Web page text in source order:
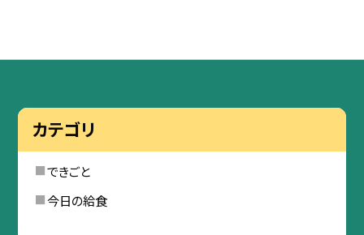
カテゴリ
できごと
今日の給食